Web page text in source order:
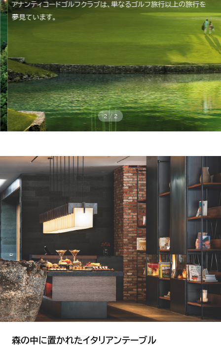
アナンティコードゴルフクラブは、単なるゴルフ旅行以上の旅行を
夢見ています。
ード
アナンティコードゴルフクラブは、単なるゴルフ旅行以上の旅行を
夢見ています。
1 / 2
森の中に置かれたイタリアンテーブル